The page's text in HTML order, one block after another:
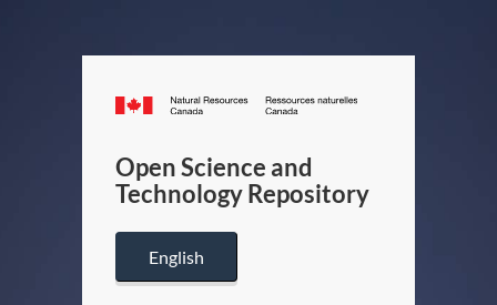
Canada.ca
/
Canada
Open Science and
Technology Repository
English